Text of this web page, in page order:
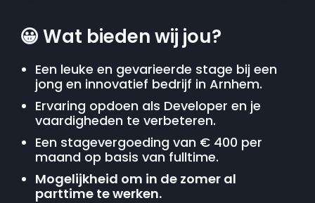
😀Wat bieden wij jou?
Een leuke en gevarieerde stage bij een
jong en innovatief bedrijf in Arnhem.
Ervaring opdoen als Developer en je
vaardigheden te verbeteren.
Een stagevergoeding van € 400 per
maand op basis van fulltime.
Mogelijkheid om in de zomer al
parttime te werken.